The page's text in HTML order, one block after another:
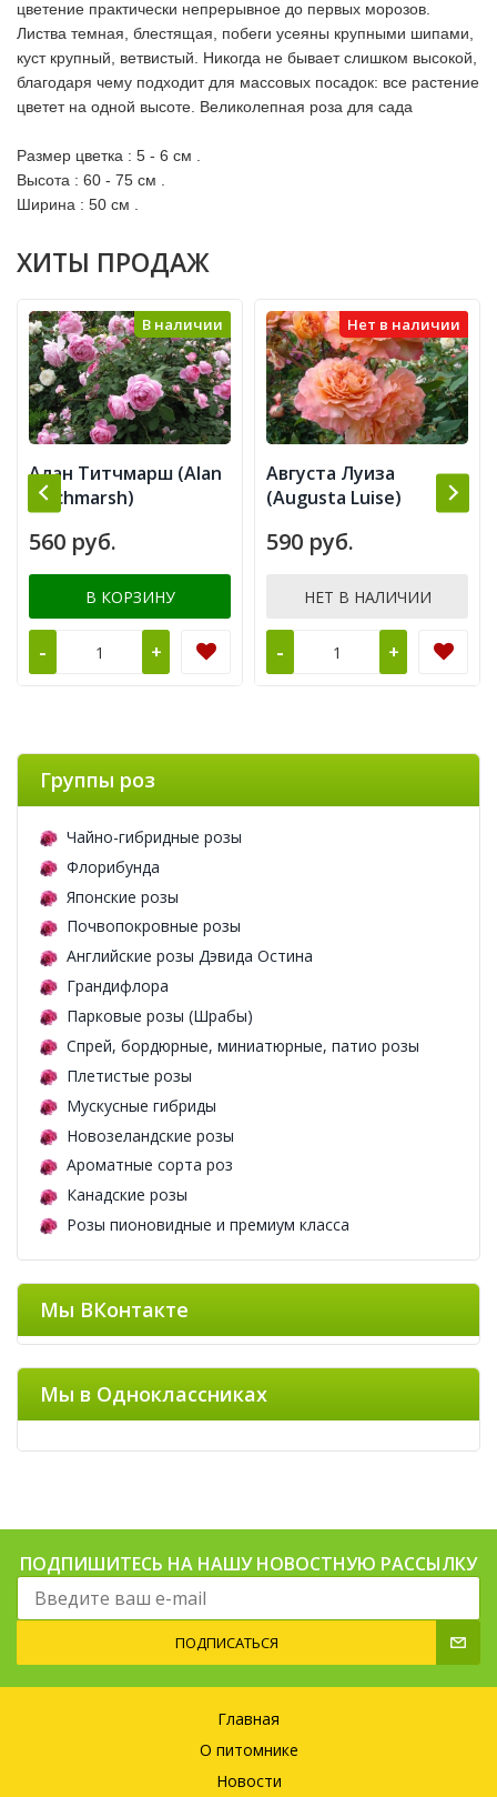
цветение практически непрерывное до первых морозов.
Листва темная, блестящая, побеги усеяны крупными шипами,
куст крупный, ветвистый. Никогда не бывает слишком высокой,
благодаря чему подходит для массовых посадок: все растение
цветет на одной высоте. Великолепная роза для сада
Размер цветка : 5 - 6 см .
Высота : 60 - 75 см .
Ширина : 50 см .
ХИТЫ ПРОДАЖ
В наличии
Алан Титчмарш (Alan
Titchmarsh)
560 руб.
В КОРЗИНУ
- +
Нет в наличии
Августа Луиза
(Augusta Luise)
590 руб.
НЕТ В НАЛИЧИИ
- +
Группы роз
Чайно-гибридные розы
Флорибунда
Японские розы
Почвопокровные розы
Английские розы Дэвида Остина
Грандифлора
Парковые розы (Шрабы)
Спрей, бордюрные, миниатюрные, патио розы
Плетистые розы
Мускусные гибриды
Новозеландские розы
Ароматные сорта роз
Канадские розы
Розы пионовидные и премиум класса
Мы ВКонтакте
Мы в Одноклассниках
ПОДПИШИТЕСЬ НА НАШУ НОВОСТНУЮ РАССЫЛКУ
ПОДПИСАТЬСЯ
Главная
О питомнике
Новости